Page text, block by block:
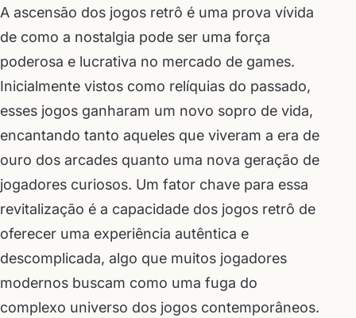
A ascensão dos jogos retrô é uma prova vívida
de como a nostalgia pode ser uma força
poderosa e lucrativa no mercado de games.
Inicialmente vistos como relíquias do passado,
esses jogos ganharam um novo sopro de vida,
encantando tanto aqueles que viveram a era de
ouro dos arcades quanto uma nova geração de
jogadores curiosos. Um fator chave para essa
revitalização é a capacidade dos jogos retrô de
oferecer uma experiência autêntica e
descomplicada, algo que muitos jogadores
modernos buscam como uma fuga do
complexo universo dos jogos contemporâneos.